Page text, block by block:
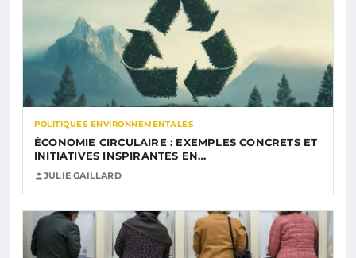
POLITIQUES ENVIRONNEMENTALES
ÉCONOMIE CIRCULAIRE : EXEMPLES CONCRETS ET
INITIATIVES INSPIRANTES EN…
JULIE GAILLARD